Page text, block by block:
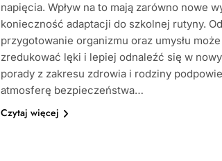
napięcia. Wpływ na to mają zarówno nowe
konieczność adaptacji do szkolnej rutyny.
przygotowanie organizmu oraz umysłu
zredukować lęki i lepiej odnaleźć się w
porady z zakresu zdrowia i rodziny
atmosferę bezpieczeństwa…
Czytaj więcej